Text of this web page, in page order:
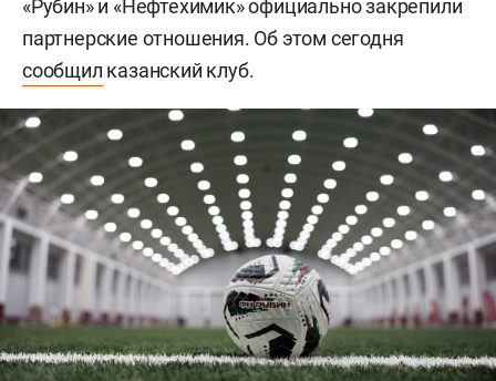
«Рубин» и «Нефтехимик» официально закрепили
партнерские отношения. Об этом сегодня
сообщил казанский клуб.